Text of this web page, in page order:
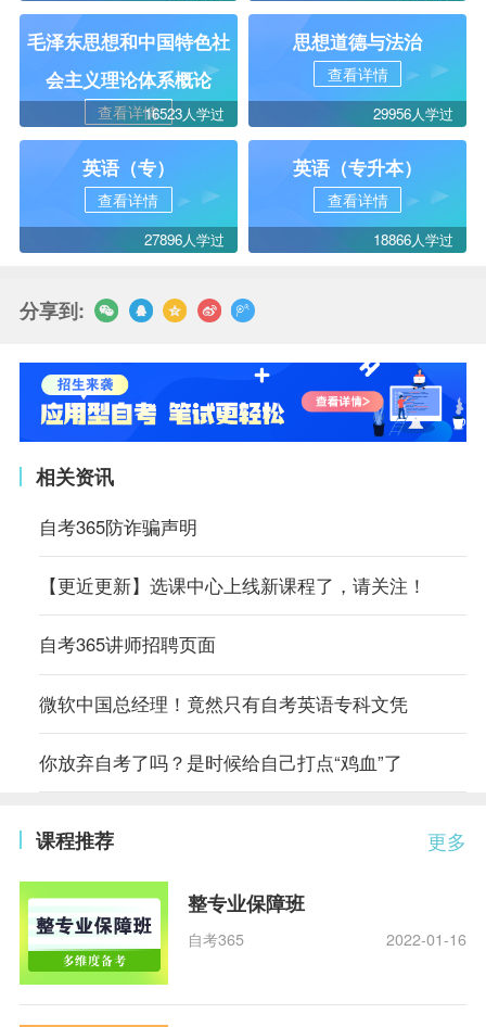
毛泽东思想和中国特色社
会主义理论体系概论
查看详情16523人学过
思想道德与法治
查看详情
29956人学过
英语（专）
查看详情
27896人学过
英语（专升本）
查看详情
18866人学过
分享到:
相关资讯
自考365防诈骗声明
【更近更新】选课中心上线新课程了，请关注！
自考365讲师招聘页面
微软中国总经理！竟然只有自考英语专科文凭
你放弃自考了吗？是时候给自己打点“鸡血”了
更多
课程推荐
整专业保障班
自考365 2022-01-16